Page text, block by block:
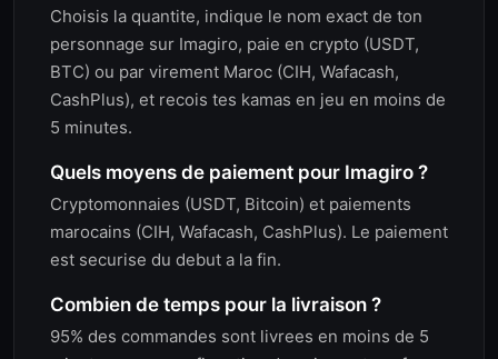
Choisis la quantite, indique le nom exact de ton
personnage sur Imagiro, paie en crypto (USDT,
BTC) ou par virement Maroc (CIH, Wafacash,
CashPlus), et recois tes kamas en jeu en moins de
5 minutes.
Quels moyens de paiement pour Imagiro ?
Cryptomonnaies (USDT, Bitcoin) et paiements
marocains (CIH, Wafacash, CashPlus). Le paiement
est securise du debut a la fin.
Combien de temps pour la livraison ?
95% des commandes sont livrees en moins de 5